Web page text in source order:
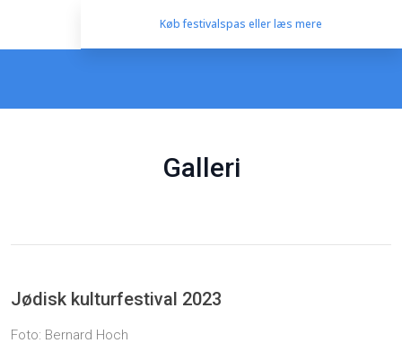
Køb festivalspas eller læs mere
Galleri
Jødisk kulturfestival 2023​
Foto: Bernard Hoch​